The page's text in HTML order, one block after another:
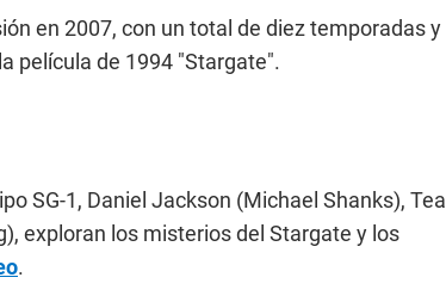
en 2007, con un total de diez temporadas y
película de 1994 "Stargate".
SG-1, Daniel Jackson (Michael Shanks),
exploran los misterios del Stargate y los
.